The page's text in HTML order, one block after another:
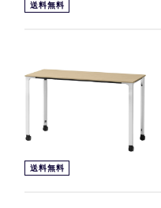
送料無料
送料無料